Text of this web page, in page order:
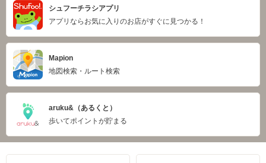
シュフーチラシアプリ
アプリならお気に入りのお店がすぐに見つかる！
Mapion
地図検索・ルート検索
aruku&（あるくと）
歩いてポイントが貯まる